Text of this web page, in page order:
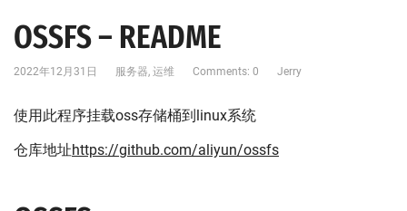
OSSFS – README
2022年12月31日 服务器, 运维 Comments: 0 Jerry
使用此程序挂载oss存储桶到linux系统
仓库地址https://github.com/aliyun/ossfs